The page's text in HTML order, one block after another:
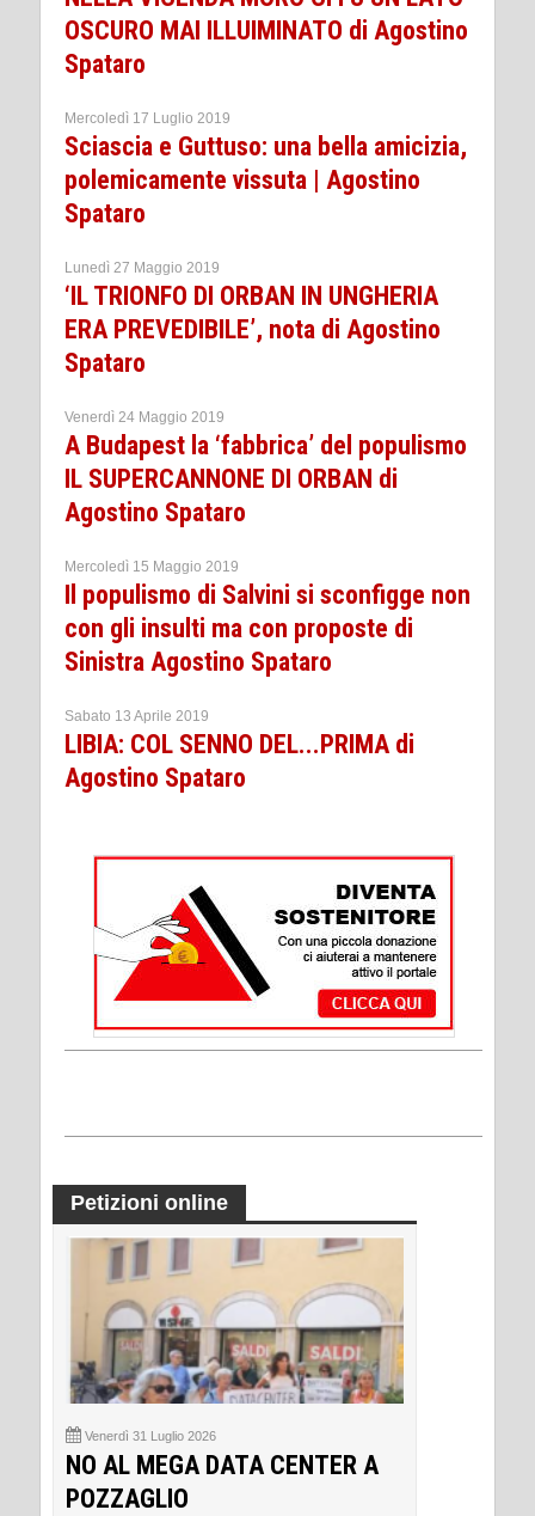
OSCURO MAI ILLUIMINATO di Agostino
Spataro
Mercoledì 17 Luglio 2019
Sciascia e Guttuso: una bella amicizia,
polemicamente vissuta | Agostino
Spataro
Lunedì 27 Maggio 2019
‘IL TRIONFO DI ORBAN IN UNGHERIA
ERA PREVEDIBILE’, nota di Agostino
Spataro
Venerdì 24 Maggio 2019
A Budapest la ‘fabbrica’ del populismo
IL SUPERCANNONE DI ORBAN di
Agostino Spataro
Mercoledì 15 Maggio 2019
Il populismo di Salvini si sconfigge non
con gli insulti ma con proposte di
Sinistra Agostino Spataro
Sabato 13 Aprile 2019
LIBIA: COL SENNO DEL...PRIMA di
Agostino Spataro
Petizioni online
Venerdì 31 Luglio 2026
NO AL MEGA DATA CENTER A
POZZAGLIO